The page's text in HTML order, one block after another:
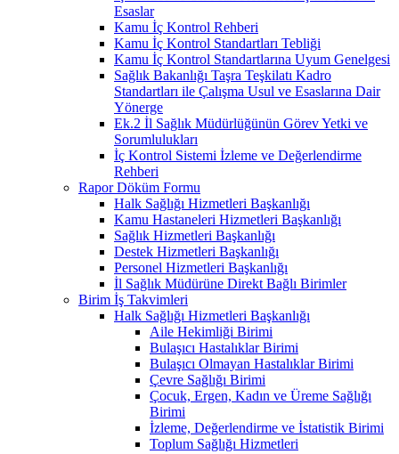
Esaslar
Kamu İç Kontrol Rehberi
Kamu İç Kontrol Standartları Tebliği
Kamu İç Kontrol Standartlarına Uyum Genelgesi
Sağlık Bakanlığı Taşra Teşkilatı Kadro
Standartları ile Çalışma Usul ve Esaslarına Dair
Yönerge
Ek.2 İl Sağlık Müdürlüğünün Görev Yetki ve
Sorumlulukları
İç Kontrol Sistemi İzleme ve Değerlendirme
Rehberi
Rapor Döküm Formu
Halk Sağlığı Hizmetleri Başkanlığı
Kamu Hastaneleri Hizmetleri Başkanlığı
Sağlık Hizmetleri Başkanlığı
Destek Hizmetleri Başkanlığı
Personel Hizmetleri Başkanlığı
İl Sağlık Müdürüne Direkt Bağlı Birimler
Birim İş Takvimleri
Halk Sağlığı Hizmetleri Başkanlığı
Aile Hekimliği Birimi
Bulaşıcı Hastalıklar Birimi
Bulaşıcı Olmayan Hastalıklar Birimi
Çevre Sağlığı Birimi
Çocuk, Ergen, Kadın ve Üreme Sağlığı
Birimi
İzleme, Değerlendirme ve İstatistik Birimi
Toplum Sağlığı Hizmetleri